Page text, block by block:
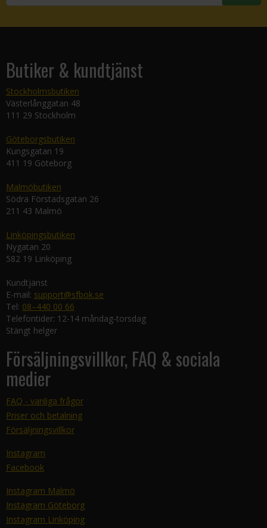
Butiker & kundtjänst
Stockholmsbutiken
Västerlånggatan 48
111 29 Stockholm
Göteborgsbutiken
Kungsgatan 19
411 19 Göteborg
Malmöbutiken
Södra Förstadsgatan 26
211 43 Malmö
Linköpingsbutiken
Nygatan 20
582 19 Linköping
Kundtjänst
E-mail: support@sfbok.se
Tel: 08–440 00 66
Telefontider: 12-14 måndag-torsdag
Stängt helger
Försäljningsvillkor, FAQ & sociala
medier
FAQ - vanliga frågor
Priser och betalning
Försäljningsvillkor
Instagram
Facebook
Instagram Malmö
Instagram Göteborg
Instagram Linköping